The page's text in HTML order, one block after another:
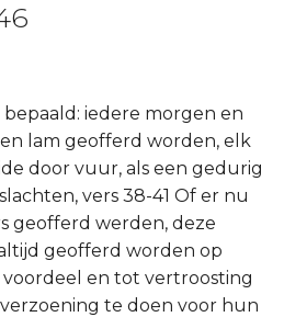
bepaald: iedere morgen en
lam geofferd worden, elk
door vuur, als een gedurig
vers 38-41 Of er nu
geofferd werden, deze
geofferd worden op
en tot vertroosting
te doen voor hun